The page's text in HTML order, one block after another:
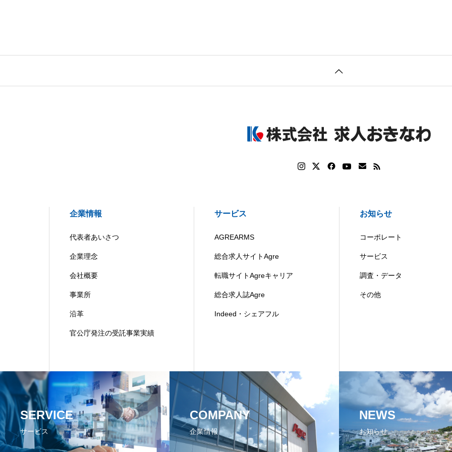
企業情報
代表者あいさつ
企業理念
会社概要
事業所
沿革
官公庁発注の受託事業実績
サービス
AGREARMS
総合求人サイトAgre
転職サイトAgreキャリア
総合求人誌Agre
Indeed・シェアフル
お知らせ
コーポレート
サービス
調査・データ
その他
SERVICE
サービス
COMPANY
企業情報
NEWS
お知らせ